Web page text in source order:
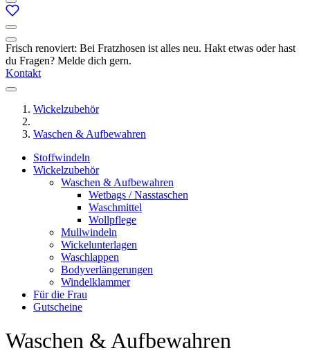
Frisch renoviert: Bei Fratzhosen ist alles neu. Hakt etwas oder hast
du Fragen? Melde dich gern.
Kontakt
Wickelzubehör
Waschen & Aufbewahren
Stoffwindeln
Wickelzubehör
Waschen & Aufbewahren
Wetbags / Nasstaschen
Waschmittel
Wollpflege
Mullwindeln
Wickelunterlagen
Waschlappen
Bodyverlängerungen
Windelklammer
Für die Frau
Gutscheine
Waschen & Aufbewahren